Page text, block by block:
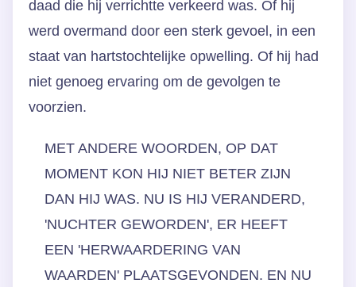
daad die hij verrichtte verkeerd was. Of hij
werd overmand door een sterk gevoel, in een
staat van hartstochtelijke opwelling. Of hij had
niet genoeg ervaring om de gevolgen te
voorzien.
MET ANDERE WOORDEN, OP DAT
MOMENT KON HIJ NIET BETER ZIJN
DAN HIJ WAS. NU IS HIJ VERANDERD,
'NUCHTER GEWORDEN', ER HEEFT
EEN 'HERWAARDERING VAN
WAARDEN' PLAATSGEVONDEN. EN NU